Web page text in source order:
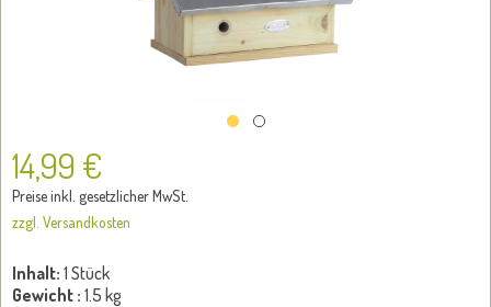
14,99 €
Preise inkl. gesetzlicher MwSt.
zzgl. Versandkosten
Inhalt: 1 Stück
Gewicht : 1.5 kg